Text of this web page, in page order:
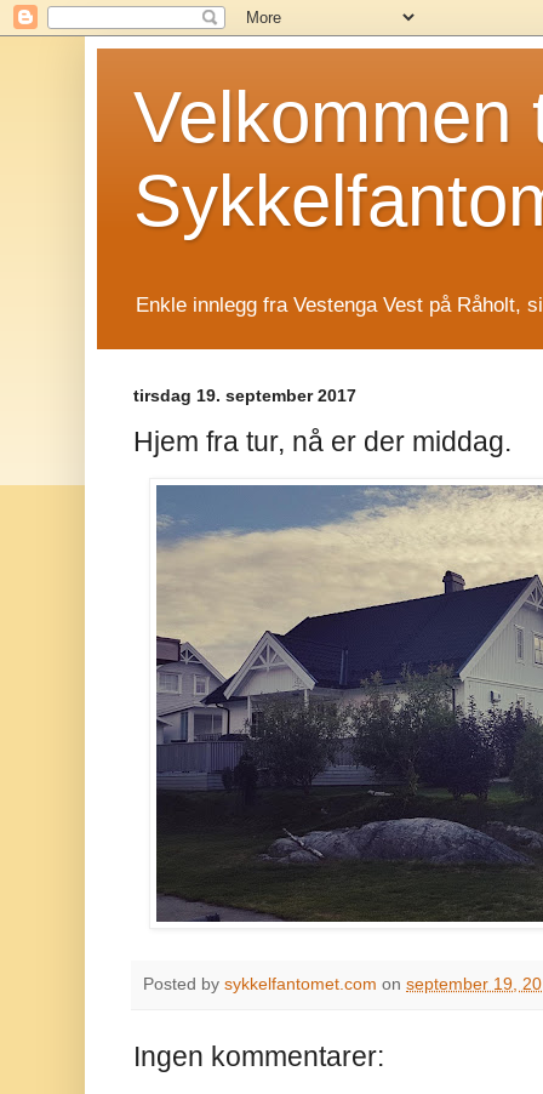
Velkommen
Enkle innlegg fra Vestenga Vest på Råholt,
tirsdag 19. september 2017
Hjem fra tur, nå er der middag.
Posted by sykkelfantomet.com on september 19,
Ingen kommentarer: